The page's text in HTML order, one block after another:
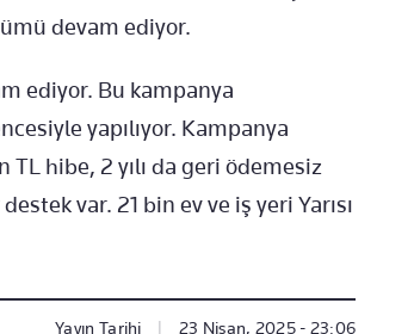
devam ediyor.
ediyor. Bu kampanya
yapılıyor. Kampanya
TL hibe, 2 yılı da geri ödemesiz
var. 21 bin ev ve iş yeri Yarısı
Yayın Tarihi 23 Nisan, 2025 - 23:06